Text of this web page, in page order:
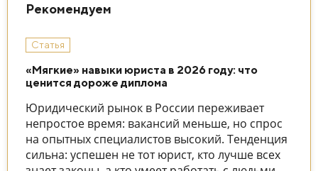
Рекомендуем
Статья
«Мягкие» навыки юриста в 2026 году: что
ценится дороже диплома
Юридический рынок в России переживает
непростое время: вакансий меньше, но спрос
на опытных специалистов высокий. Тенденция
сильна: успешен не тот юрист, кто лучше всех